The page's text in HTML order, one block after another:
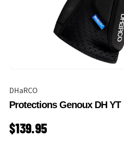
DHaRCO
Protections Genoux DH YT
PRIX HABITUEL
$139.95